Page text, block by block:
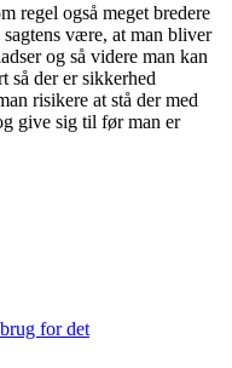
regel også meget bredere
være, at man bliver
og så videre man kan
så der er sikkerhed
risikere at stå der med
give sig til før man er
for det